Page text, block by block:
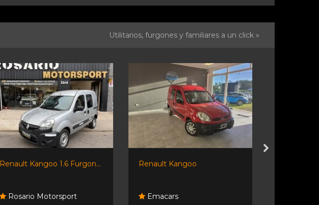
Utilitarios, furgones y familiares a un click »
Renault Kangoo 1.6 Furgon...
Rosario Motorsport
Renault Kangoo
Emacars